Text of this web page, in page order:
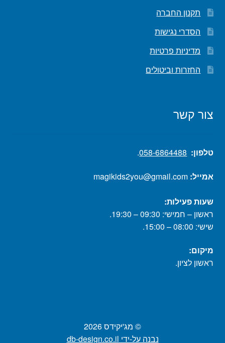
תקנון החברה
הסדרי נגישות
מדיניות פרטיות
החזרות וביטולים
צור קשר
טלפון: 058-6864488
.
אמייל:
שעות פעילות:
ראשון – חמישי: 09:30 – 19:30.
שישי: 08:00 – 15:00.
מיקום:
ראשון לציון.
© מג'יקידס 2026
נבנה על-ידי db-design.co.il